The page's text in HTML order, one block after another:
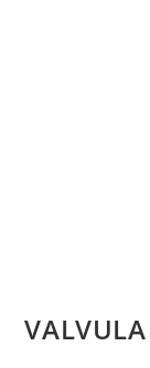
VALVULA